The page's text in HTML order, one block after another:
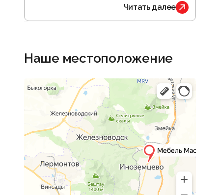
Читать далее
Наше местоположение